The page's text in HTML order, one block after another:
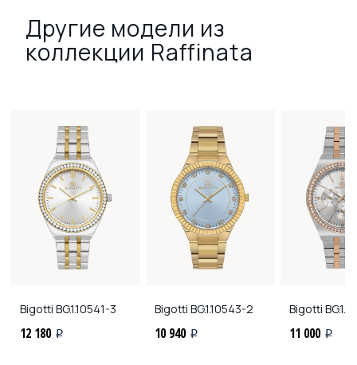
Другие модели из
коллекции Raffinata
Bigotti BG.1.10541-3
12 180 i
Bigotti BG.1.10543-2
10 940 i
Bigotti
11 000 i